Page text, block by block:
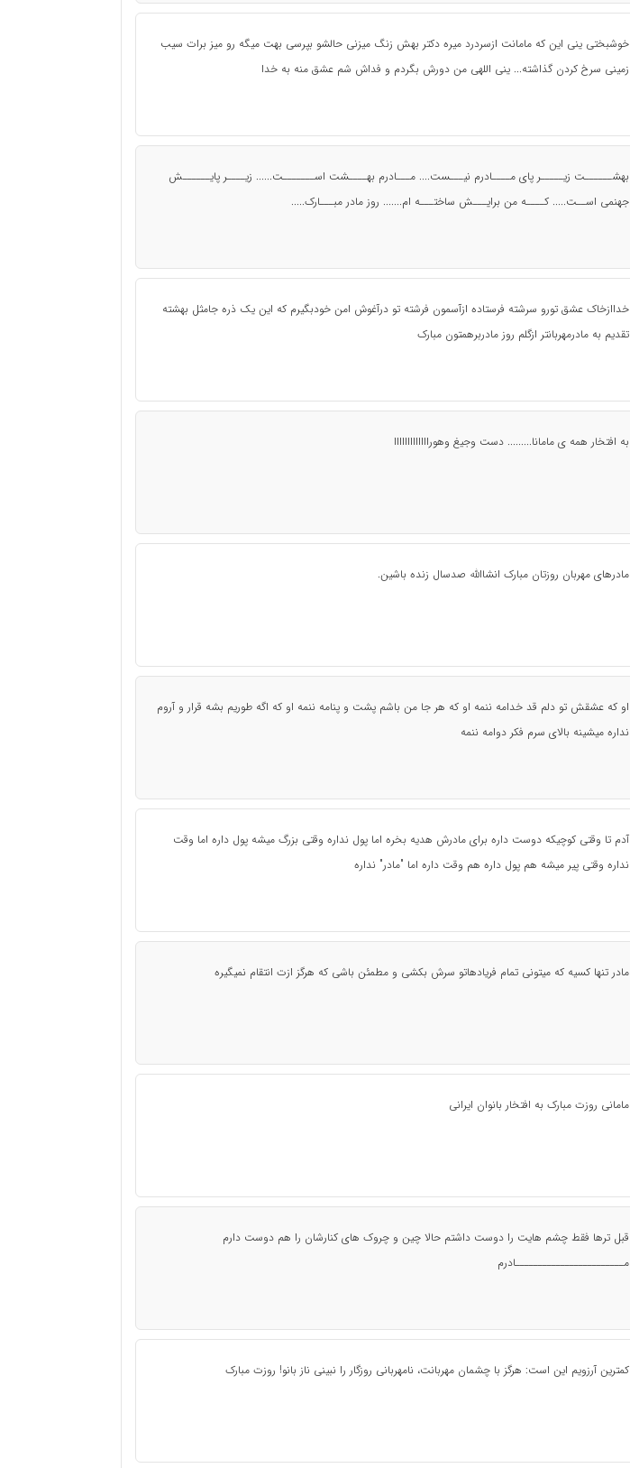
خوشبختی ینی این که مامانت ازسردرد میره دکتر بهش زنگ میزنی حالشو بپرسی بهت میگه رو میز برات سیب
زمینی سرخ کردن گذاشته... ینی اللهی من دورش بگردم و فداش شم عشق منه به خدا
بهشــــــت زیـــــر پای مــــادرم نیـــست.... مـــادرم بهــــشت اســـــــت...... زیــــر پایــــــش
جهنمی اســت..... کــــه من برایـــش ساختـــه ام....... روز مادر مبـــارک.....
خداازخاک عشق تورو سرشته فرستاده ازآسمون فرشته تو درآغوش امن خودبگیرم که این یک ذره جامثل بهشته
تقدیم به مادرمهربانتر ازگلم روز مادربرهمتون مبارک
به افتخار همه ی مامانا......... دست وجیغ وهورااااااااااااا
مادرهای مهربان روزتان مبارک انشاالله صدسال زنده باشین.
او که عشقش تو دلم قد خدامه ننمه او که هر جا من باشم پشت و پنامه ننمه او که اگه طوریم بشه قرار و آروم
نداره میشینه بالای سرم فکر دوامه ننمه
آدم تا وقتی کوچیکه دوست داره برای مادرش هدیه بخره اما پول نداره وقتی بزرگ میشه پول داره اما وقت
نداره وقتی پیر میشه هم پول داره هم وقت داره اما "مادر" نداره
مادر تنها کسیه که میتونی تمام فریادهاتو سرش بکشی و مطمئن باشی که هرگز ازت انتقام نمیگیره
مامانی روزت مبارک به افتخار بانوان ایرانی
قبل ترها فقط چشم هایت را دوست داشتم حالا چین و چروک های کنارشان را هم دوست دارم
مــــــــــــــــــــــــادرم
کمترین آرزویم این است: هرگز با چشمان مهربانت، نامهربانى روزگار را نبینى ناز بانو! روزت مبارک